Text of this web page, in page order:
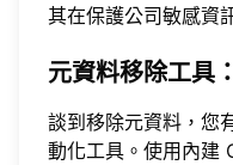
其在保護公司敏感資
元資料移除工具
談到移除元資料，您
動化工具。使用內建